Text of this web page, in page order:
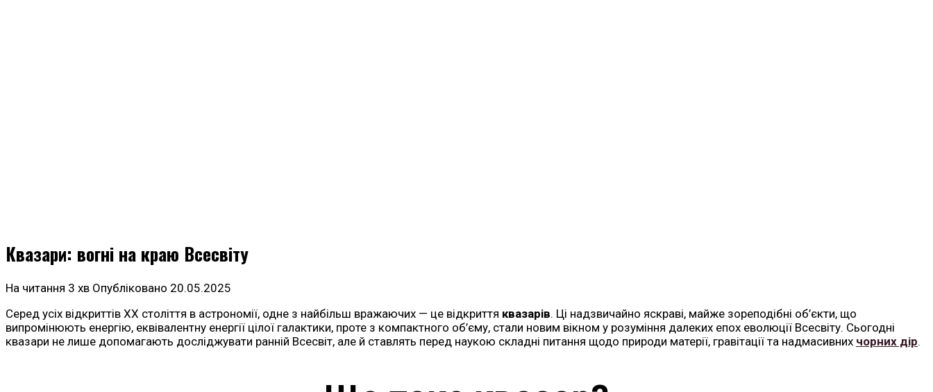
Квазари: вогні на краю Всесвіту
На читання 3 хв Опубліковано 20.05.2025
Серед усіх відкриттів ХХ століття в астрономії, одне з найбільш вражаючих — це відкриття квазарів. Ці надзвичайно яскраві, майже зореподібні об’єкти, що
випромінюють енергію, еквівалентну енергії цілої галактики, проте з компактного об’єму, стали новим вікном у розуміння далеких епох еволюції Всесвіту. Сьогодні
квазари не лише допомагають досліджувати ранній Всесвіт, але й ставлять перед наукою складні питання щодо природи матерії, гравітації та надмасивних чорних дір.